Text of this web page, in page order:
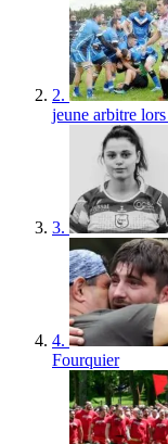
2.
jeune arbitre
3.
4.
Fourquier